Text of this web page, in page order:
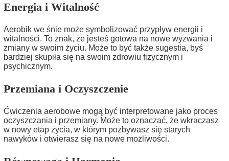
Energia i Witalność
Aerobik we śnie może symbolizować przypływ energii i
witalności. To znak, że jesteś gotowa na nowe wyzwania i
zmiany w swoim życiu. Może to być także sugestia, byś
bardziej skupiła się na swoim zdrowiu fizycznym i
psychicznym.
Przemiana i Oczyszczenie
Ćwiczenia aerobowe mogą być interpretowane jako proces
oczyszczania i przemiany. Może to oznaczać, że wkraczasz
w nowy etap życia, w którym pozbywasz się starych
nawyków i otwierasz się na nowe możliwości.